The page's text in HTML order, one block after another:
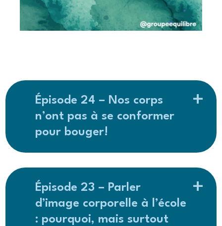
Épisode 24 – Nos corps
n’ont pas à se conformer
pour bouger!
Épisode 23 – Parler
d’image corporelle à l’école
: pourquoi, mais surtout